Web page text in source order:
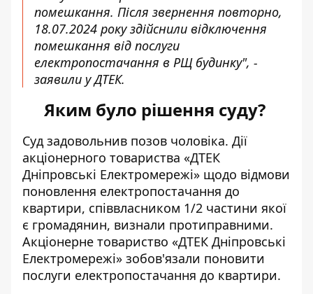
помешкання. Після звернення повторно,
18.07.2024 року здійснили відключення
помешкання від послуги
електропостачання в РЩ будинку", -
заявили у ДТЕК.
Яким було рішення суду?
Суд задовольнив позов чоловіка. Дії
акціонерного товариства «ДТЕК
Дніпровські Електромережі» щодо відмови
поновлення електропостачання до
квартири, співвласником 1/2 частини якої
є громадянин, визнали протиправними.
Акціонерне товариство «ДТЕК Дніпровські
Електромережі» зобов'язали поновити
послуги електропостачання до квартири.